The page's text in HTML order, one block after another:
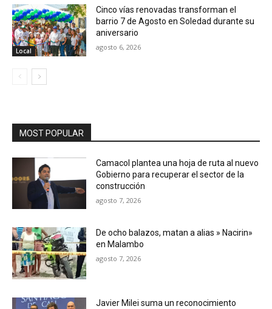
Local
Cinco vías renovadas transforman el
barrio 7 de Agosto en Soledad durante su
aniversario
agosto 6, 2026
MOST POPULAR
Camacol plantea una hoja de ruta al nuevo
Gobierno para recuperar el sector de la
construcción
agosto 7, 2026
De ocho balazos, matan a alias » Nacirin»
en Malambo
agosto 7, 2026
Javier Milei suma un reconocimiento